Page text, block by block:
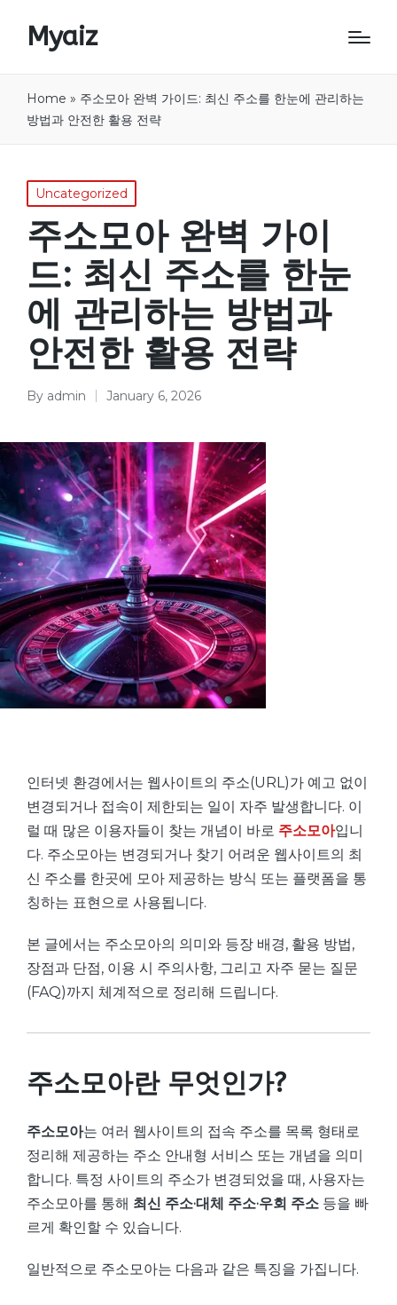
Myaiz
Home » 주소모아 완벽 가이드: 최신 주소를 한눈에 관리하는
방법과 안전한 활용 전략
Posted
in
Uncategorized
주소모아 완벽 가이
드: 최신 주소를 한눈
에 관리하는 방법과
안전한 활용 전략
Posted
By admin January 6, 2026
인터넷 환경에서는 웹사이트의 주소(URL)가 예고 없이
변경되거나 접속이 제한되는 일이 자주 발생합니다. 이
럴 때 많은 이용자들이 찾는 개념이 바로 주소모아입니
다. 주소모아는 변경되거나 찾기 어려운 웹사이트의 최
신 주소를 한곳에 모아 제공하는 방식 또는 플랫폼을 통
칭하는 표현으로 사용됩니다.
본 글에서는 주소모아의 의미와 등장 배경, 활용 방법,
장점과 단점, 이용 시 주의사항, 그리고 자주 묻는 질문
(FAQ)까지 체계적으로 정리해 드립니다.
주소모아란 무엇인가?
주소모아는 여러 웹사이트의 접속 주소를 목록 형태로
정리해 제공하는 주소 안내형 서비스 또는 개념을 의미
합니다. 특정 사이트의 주소가 변경되었을 때, 사용자는
주소모아를 통해 최신 주소·대체 주소·우회 주소 등을 빠
르게 확인할 수 있습니다.
일반적으로 주소모아는 다음과 같은 특징을 가집니다.